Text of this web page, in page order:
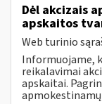
Dėl akcizais
apskaitos
Web turinio
Informuojame,
reikalavimai
apskaitai.